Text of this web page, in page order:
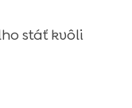
stáť kvôli